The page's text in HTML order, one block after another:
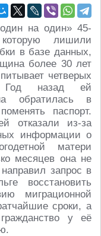
на один» 45-
лишили
в базе данных,
более 30 лет
четверых
Год назад ей
обратилась в
паспорт.
отказали из-за
информации о
матери
месяцев она не
запрос в
восстановить
миграционной
сроки, а
у её